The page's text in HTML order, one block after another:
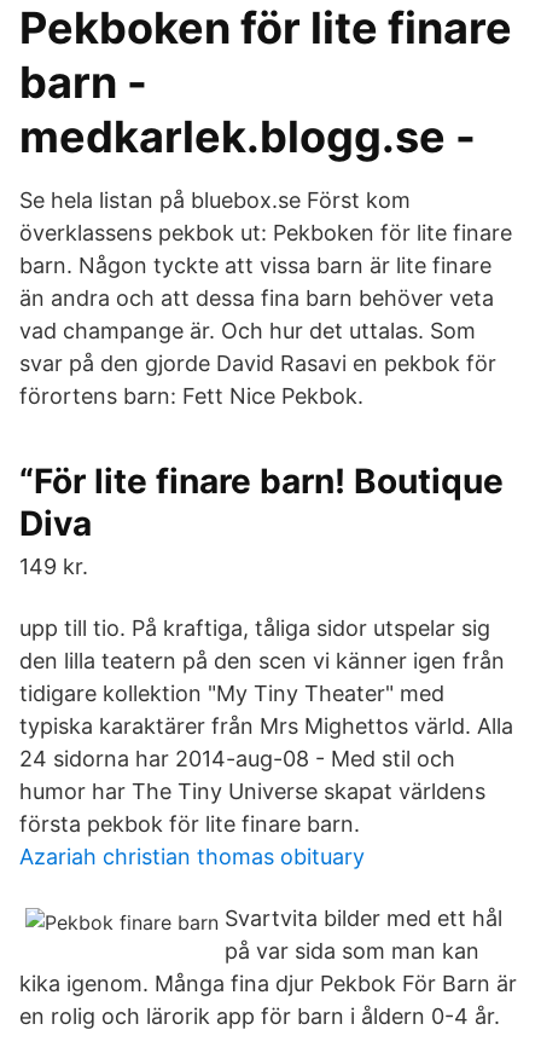
Pekboken för lite finare
barn -
medkarlek.blogg.se -
Se hela listan på bluebox.se Först kom
överklassens pekbok ut: Pekboken för lite finare
barn. Någon tyckte att vissa barn är lite finare
än andra och att dessa fina barn behöver veta
vad champange är. Och hur det uttalas. Som
svar på den gjorde David Rasavi en pekbok för
förortens barn: Fett Nice Pekbok.
“För lite finare barn! Boutique
Diva
149 kr.
upp till tio. På kraftiga, tåliga sidor utspelar sig
den lilla teatern på den scen vi känner igen från
tidigare kollektion "My Tiny Theater" med
typiska karaktärer från Mrs Mighettos värld. Alla
24 sidorna har 2014-aug-08 - Med stil och
humor har The Tiny Universe skapat världens
första pekbok för lite finare barn.
Azariah christian thomas obituary
Svartvita bilder med ett hål
på var sida som man kan
kika igenom. Många fina djur ‎Pekbok För Barn är
en rolig och lärorik app för barn i åldern 0-4 år.